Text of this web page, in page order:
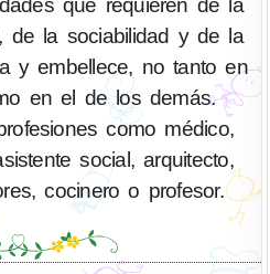
que requieren de la
de la sociabilidad y de la
y embellece, no tanto en
en el de los demás.
como médico,
social, arquitecto,
cocinero o profesor.